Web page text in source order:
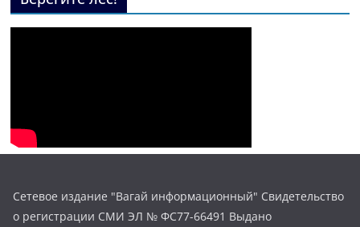
Сетевое издание "Вагай информационный" Свидетельство
о регистрации СМИ ЭЛ № ФС77-66491 Выдано